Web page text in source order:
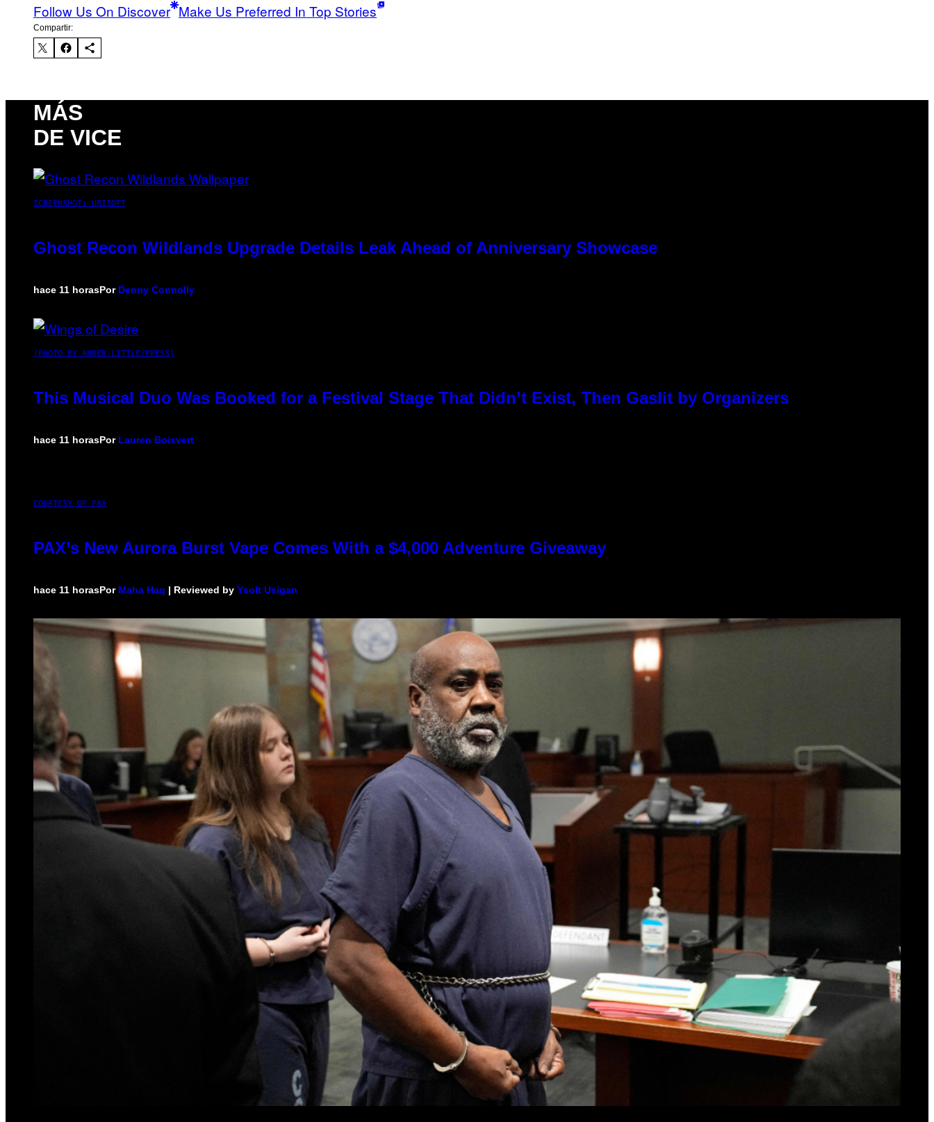
Follow Us On Discover Make Us Preferred In Top Stories
Compartir:
MÁS
DE VICE
SCREENSHOT: UBISOFT
Ghost Recon Wildlands Upgrade Details Leak Ahead of Anniversary Showcase
hace 11 horasPor Denny Connolly
(PHOTO BY AMBER LITTLE/PRESS)
This Musical Duo Was Booked for a Festival Stage That Didn’t Exist, Then Gaslit by Organizers
hace 11 horasPor Lauren Boisvert
COURTESY OF PAX
PAX’s New Aurora Burst Vape Comes With a $4,000 Adventure Giveaway
hace 11 horasPor Maha Haq | Reviewed by Ysolt Usigan